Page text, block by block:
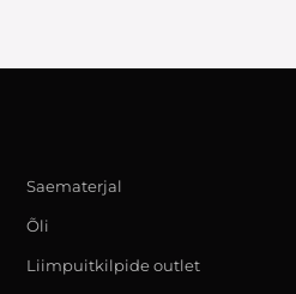
Saematerjal
Õli
Liimpuitkilpide outlet